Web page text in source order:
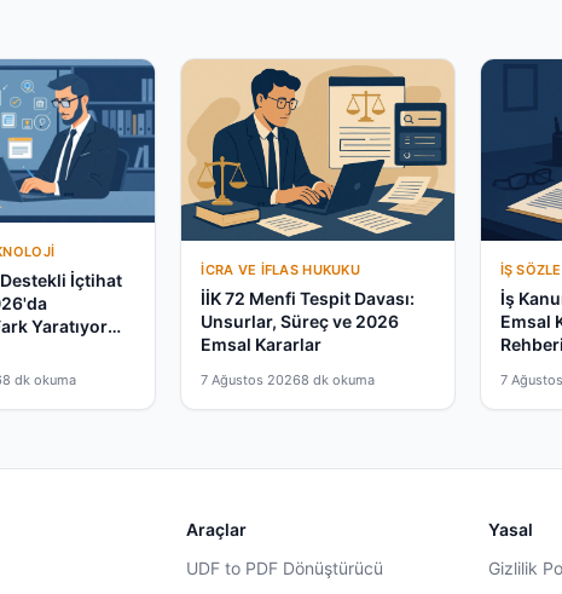
İçtihat
Yaratıyor
8 dk okuma
İCRA VE İFLAS HUKUKU
İİK 72 Menfi Tespit Davası:
Unsurlar, Süreç ve 2026
Emsal Kararlar
7 Ağustos 20268 dk okuma
İŞ
İş
Emsal
7
Araçlar
UDF to PDF Dönüştürücü
Yasal
Gizlilik